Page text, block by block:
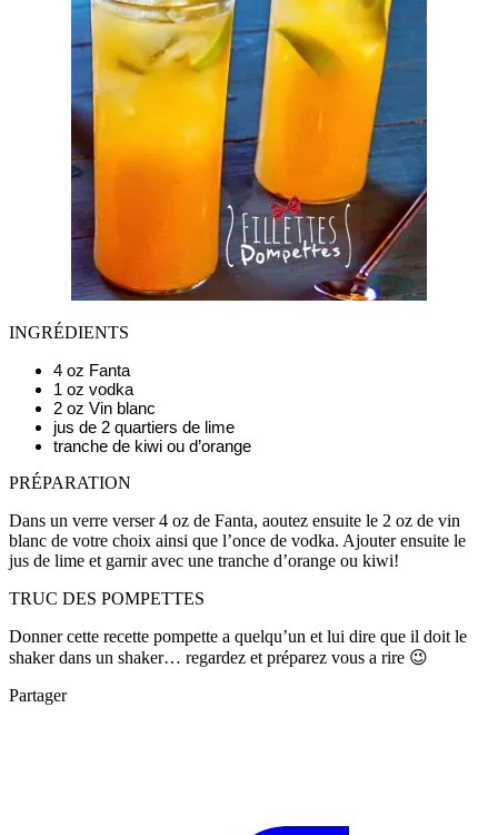
INGRÉDIENTS
4 oz Fanta
1 oz vodka
2 oz Vin blanc
jus de 2 quartiers de lime
tranche de kiwi ou d’orange
PRÉPARATION
Dans un verre verser 4 oz de Fanta, aoutez ensuite le 2 oz de vin
blanc de votre choix ainsi que l’once de vodka. Ajouter ensuite le
jus de lime et garnir avec une tranche d’orange ou kiwi!
TRUC DES POMPETTES
Donner cette recette pompette a quelqu’un et lui dire que il doit le
shaker dans un shaker… regardez et préparez vous a rire 😉
Partager